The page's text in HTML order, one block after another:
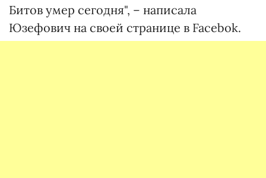
Битов умер сегодня", – написала
Юзефович на своей странице в Facebok.